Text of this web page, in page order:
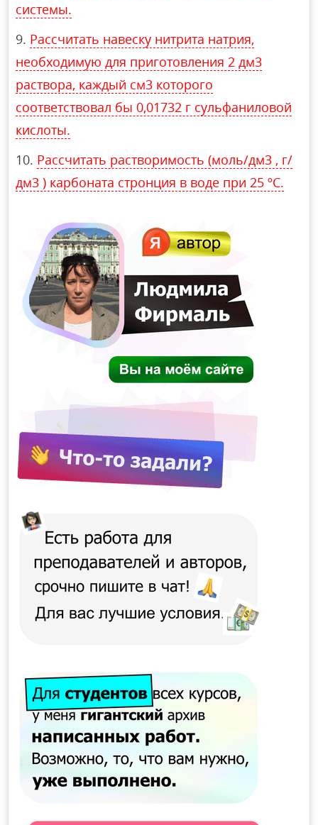
системы.
Рассчитать навеску нитрита натрия,
необходимую для приготовления 2 дм3
раствора, каждый см3 которого
соответствовал бы 0,01732 г сульфаниловой
кислоты.
Рассчитать растворимость (моль/дм3 , г/
дм3 ) карбоната стронция в воде при 25 ºС.